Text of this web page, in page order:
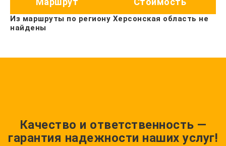
Из маршруты по региону Херсонская область не
найдены
Качество и ответственность —
гарантия надежности наших услуг!